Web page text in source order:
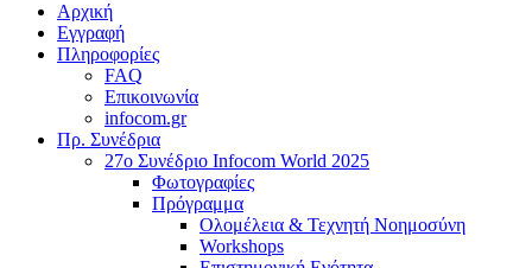
Αρχική
Εγγραφή
Πληροφορίες
FAQ
Επικοινωνία
infocom.gr
Πρ. Συνέδρια
27o Συνέδριο Infocom World 2025
Φωτογραφίες
Πρόγραμμα
Ολομέλεια & Τεχνητή Νοημοσύνη
Workshops